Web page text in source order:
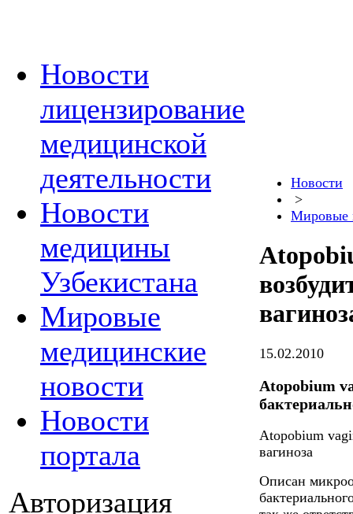
Новости
лицензирование
медицинской
деятельности
Новости
медицины
Узбекистана
Мировые
медицинские
новости
Новости
портала
Авторизация
Новости
>
Мировые
15.02.2010
Atopobium
Atopobium
вагиноза
Описан